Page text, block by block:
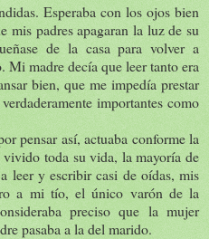
Esperaba con los ojos bien
mis padres apagaran la luz de su
de la casa para volver a
Mi madre decía que leer tanto era
bien, que me impedía prestar
importantes como
pensar así, actuaba conforme la
toda su vida, la mayoría de
leer y escribir casi de oídas, mis
a mi tío, el único varón de la
preciso que la mujer
pasaba a la del marido.